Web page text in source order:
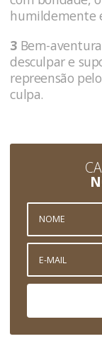
humildemente
3 Bem-
desculpar e
repreensão
culpa.